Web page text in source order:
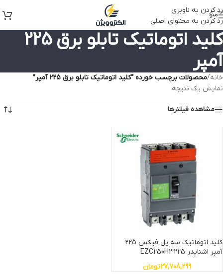
رد کردن به ناوبری
رد کردن به محتوای اصلی
منو
کلید اتوماتیک تابلو برق 225
آمپر
خانه/محصولات برچسب خورده “کلید اتوماتیک تابلو برق 225 آمپر”
نمایش یک نتیجه
مشاهده فیلترها
کلید اتوماتیک سه پل فیکس 225
آمپر اشنایدر EZC250H3225
27,708,299تومان